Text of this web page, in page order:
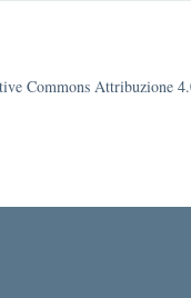
Commons Attribuzione